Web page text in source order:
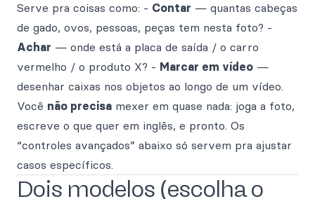
Serve pra coisas como: - Contar — quantas cabeças
de gado, ovos, pessoas, peças tem nesta foto? -
Achar — onde está a placa de saída / o carro
vermelho / o produto X? - Marcar em vídeo —
desenhar caixas nos objetos ao longo de um vídeo.
Você não precisa mexer em quase nada: joga a foto,
escreve o que quer em inglês, e pronto. Os
“controles avançados” abaixo só servem pra ajustar
casos específicos.
Dois modelos (escolha o